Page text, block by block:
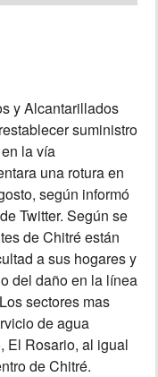
y Alcantarillados
suministro
la vía
una rotura en
según informó
Twitter. Según se
de Chitré están
a sus hogares y
del daño en la línea
sectores mas
de agua
El Rosario, al igual
de Chitré.